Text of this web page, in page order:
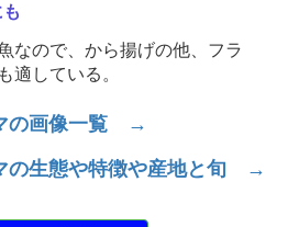
なので、から揚げの他、フラ
適している。
の画像一覧 →
の生態や特徴や産地と旬 →